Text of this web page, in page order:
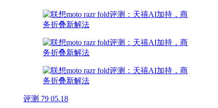
评测 79 05.18